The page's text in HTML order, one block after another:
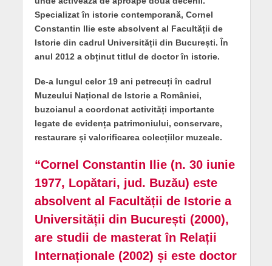
Specializat în istorie contemporană, Cornel
Constantin Ilie este absolvent al Facultății de
Istorie din cadrul Universității din București. În
anul 2012 a obținut titlul de doctor în istorie.
De-a lungul celor 19 ani petrecuți în cadrul
Muzeului Național de Istorie a României,
buzoianul a coordonat activități importante
legate de evidența patrimoniului, conservare,
restaurare și valorificarea colecțiilor muzeale.
“Cornel Constantin Ilie (n. 30 iunie
1977, Lopătari, jud. Buzău) este
absolvent al Facultății de Istorie a
Universității din București (2000),
are studii de masterat în Relații
Internaționale (2002) și este doctor